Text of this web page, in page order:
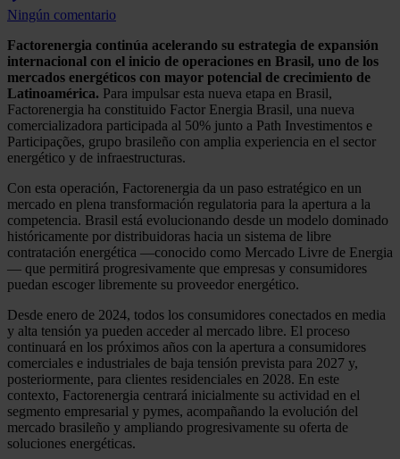
Ningún comentario
Factorenergia continúa acelerando su estrategia de expansión
internacional con el inicio de operaciones en Brasil, uno de los
mercados energéticos con mayor potencial de crecimiento de
Latinoamérica. Para impulsar esta nueva etapa en Brasil,
Factorenergia ha constituido Factor Energia Brasil, una nueva
comercializadora participada al 50% junto a Path Investimentos e
Participações, grupo brasileño con amplia experiencia en el sector
energético y de infraestructuras.
Con esta operación, Factorenergia da un paso estratégico en un
mercado en plena transformación regulatoria para la apertura a la
competencia. Brasil está evolucionando desde un modelo dominado
históricamente por distribuidoras hacia un sistema de libre
contratación energética —conocido como Mercado Livre de Energia
— que permitirá progresivamente que empresas y consumidores
puedan escoger libremente su proveedor energético.
Desde enero de 2024, todos los consumidores conectados en media
y alta tensión ya pueden acceder al mercado libre. El proceso
continuará en los próximos años con la apertura a consumidores
comerciales e industriales de baja tensión prevista para 2027 y,
posteriormente, para clientes residenciales en 2028. En este
contexto, Factorenergia centrará inicialmente su actividad en el
segmento empresarial y pymes, acompañando la evolución del
mercado brasileño y ampliando progresivamente su oferta de
soluciones energéticas.